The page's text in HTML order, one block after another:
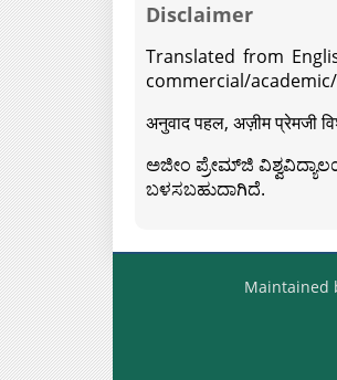
Disclaimer
Translated from
commercial/
अनुवाद पहल, अज़ीम प्रेमजी
ಅಜೀಂ ಪ್ರೇಮ್‍ಜಿ
ಬಳಸಬಹುದಾಗಿದೆ.
Maintained